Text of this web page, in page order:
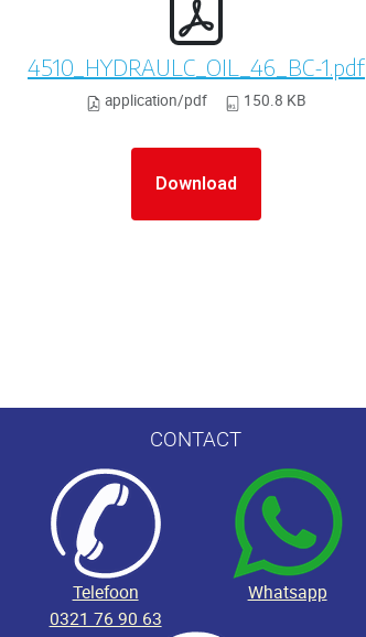
4510_HYDRAULC_OIL_46_BC-1.pdf
application/pdf 150.8 KB
Download
CONTACT
Telefoon
Whatsapp
0321 76 90 63